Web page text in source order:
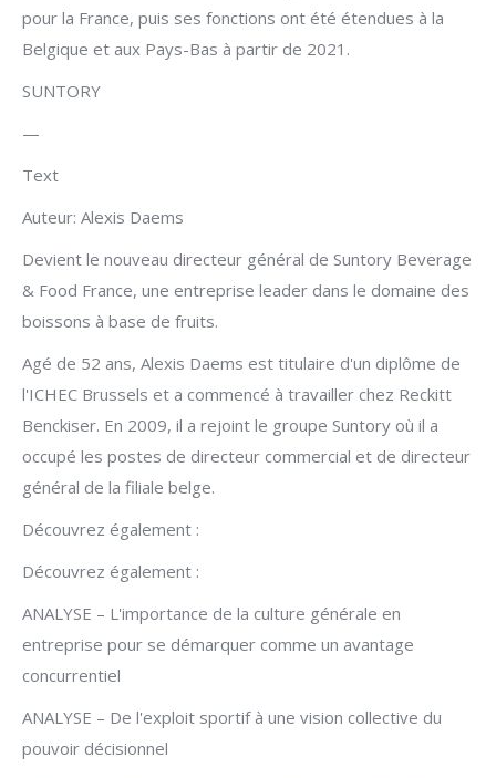
pour la France, puis ses fonctions ont été étendues à la
Belgique et aux Pays-Bas à partir de 2021.
SUNTORY
—
Text
Auteur: Alexis Daems
Devient le nouveau directeur général de Suntory Beverage
& Food France, une entreprise leader dans le domaine des
boissons à base de fruits.
Agé de 52 ans, Alexis Daems est titulaire d'un diplôme de
l'ICHEC Brussels et a commencé à travailler chez Reckitt
Benckiser. En 2009, il a rejoint le groupe Suntory où il a
occupé les postes de directeur commercial et de directeur
général de la filiale belge.
Découvrez également :
Découvrez également :
ANALYSE – L'importance de la culture générale en
entreprise pour se démarquer comme un avantage
concurrentiel
ANALYSE – De l'exploit sportif à une vision collective du
pouvoir décisionnel